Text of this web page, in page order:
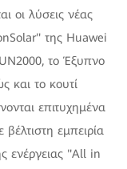
οι λύσεις νέας
της Huawei
το Έξυπνο
και το κουτί
επιτυχημένα
εμπειρία
ενέργειας "All in